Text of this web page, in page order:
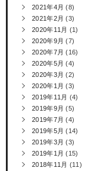
2021年4月 (8)
2021年2月 (3)
2020年11月 (1)
2020年9月 (7)
2020年7月 (16)
2020年5月 (4)
2020年3月 (2)
2020年1月 (3)
2019年11月 (4)
2019年9月 (5)
2019年7月 (4)
2019年5月 (14)
2019年3月 (3)
2019年1月 (15)
2018年11月 (11)